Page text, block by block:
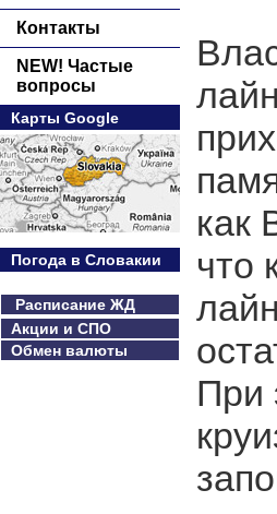
Контакты
NEW! Частые
вопросы
Карты Google
Погода в Словакии
Расписание ЖД
Акции и СПО
Обмен валюты
как
что
При